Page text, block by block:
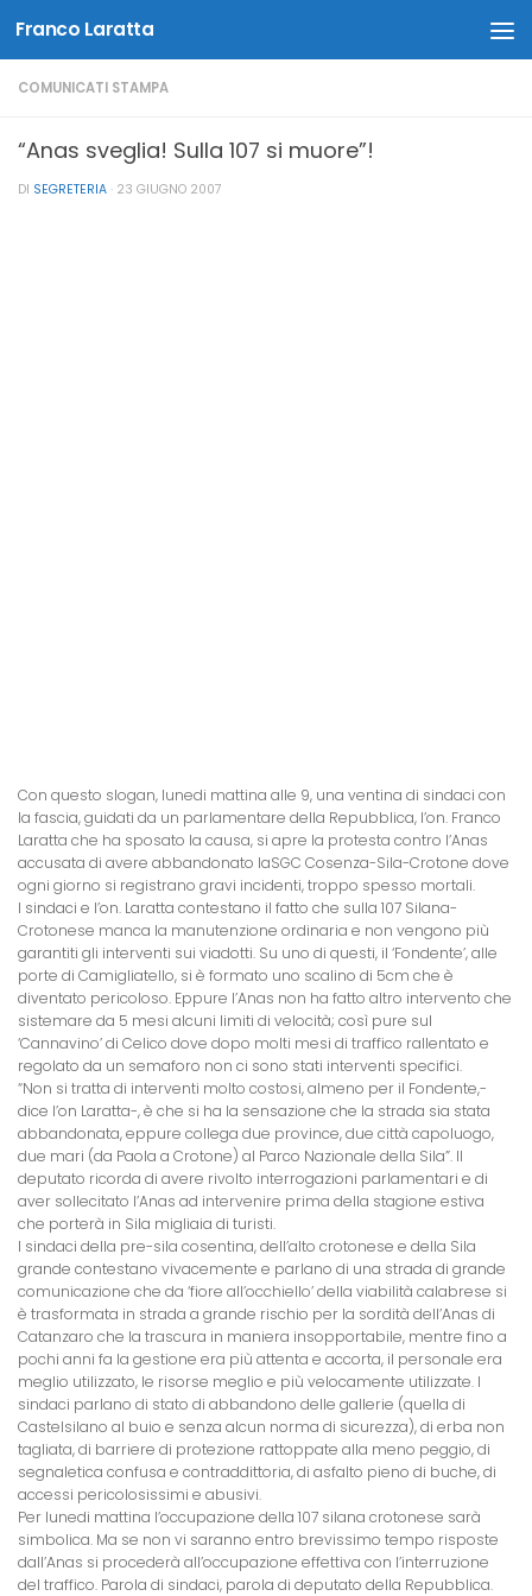
Salta al contenuto
Franco Laratta
COMUNICATI STAMPA
“Anas sveglia! Sulla 107 si muore”!
DI SEGRETERIA · 23 GIUGNO 2007
Con questo slogan, lunedi mattina alle 9, una ventina di sindaci con
la fascia, guidati da un parlamentare della Repubblica, l’on. Franco
Laratta che ha sposato la causa, si apre la protesta contro l’Anas
accusata di avere abbandonato laSGC Cosenza-Sila-Crotone dove
ogni giorno si registrano gravi incidenti, troppo spesso mortali.
I sindaci e l’on. Laratta contestano il fatto che sulla 107 Silana-
Crotonese manca la manutenzione ordinaria e non vengono più
garantiti gli interventi sui viadotti. Su uno di questi, il ‘Fondente’, alle
porte di Camigliatello, si è formato uno scalino di 5cm che è
diventato pericoloso. Eppure l’Anas non ha fatto altro intervento che
sistemare da 5 mesi alcuni limiti di velocità; così pure sul
‘Cannavino’ di Celico dove dopo molti mesi di traffico rallentato e
regolato da un semaforo non ci sono stati interventi specifici.
“Non si tratta di interventi molto costosi, almeno per il Fondente,-
dice l’on Laratta-, è che si ha la sensazione che la strada sia stata
abbandonata, eppure collega due province, due città capoluogo,
due mari (da Paola a Crotone) al Parco Nazionale della Sila”. Il
deputato ricorda di avere rivolto interrogazioni parlamentari e di
aver sollecitato l’Anas ad intervenire prima della stagione estiva
che porterà in Sila migliaia di turisti.
I sindaci della pre-sila cosentina, dell’alto crotonese e della Sila
grande contestano vivacemente e parlano di una strada di grande
comunicazione che da ‘fiore all’occhiello’ della viabilità calabrese si
è trasformata in strada a grande rischio per la sordità dell’Anas di
Catanzaro che la trascura in maniera insopportabile, mentre fino a
pochi anni fa la gestione era più attenta e accorta, il personale era
meglio utilizzato, le risorse meglio e più velocamente utilizzate. I
sindaci parlano di stato di abbandono delle gallerie (quella di
Castelsilano al buio e senza alcun norma di sicurezza), di erba non
tagliata, di barriere di protezione rattoppate alla meno peggio, di
segnaletica confusa e contraddittoria, di asfalto pieno di buche, di
accessi pericolosissimi e abusivi.
Per lunedi mattina l’occupazione della 107 silana crotonese sarà
simbolica. Ma se non vi saranno entro brevissimo tempo risposte
dall’Anas si procederà all’occupazione effettiva con l’interruzione
del traffico. Parola di sindaci, parola di deputato della Repubblica.